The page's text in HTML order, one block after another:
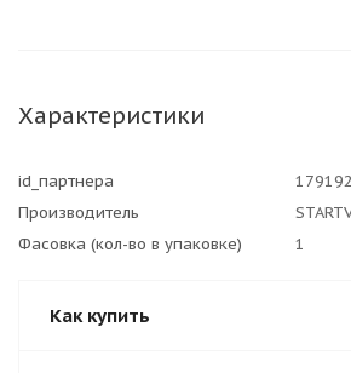
Характеристики
id_партнера
179192
Производитель
Фасовка (кол-во в упаковке)
1
Как купить